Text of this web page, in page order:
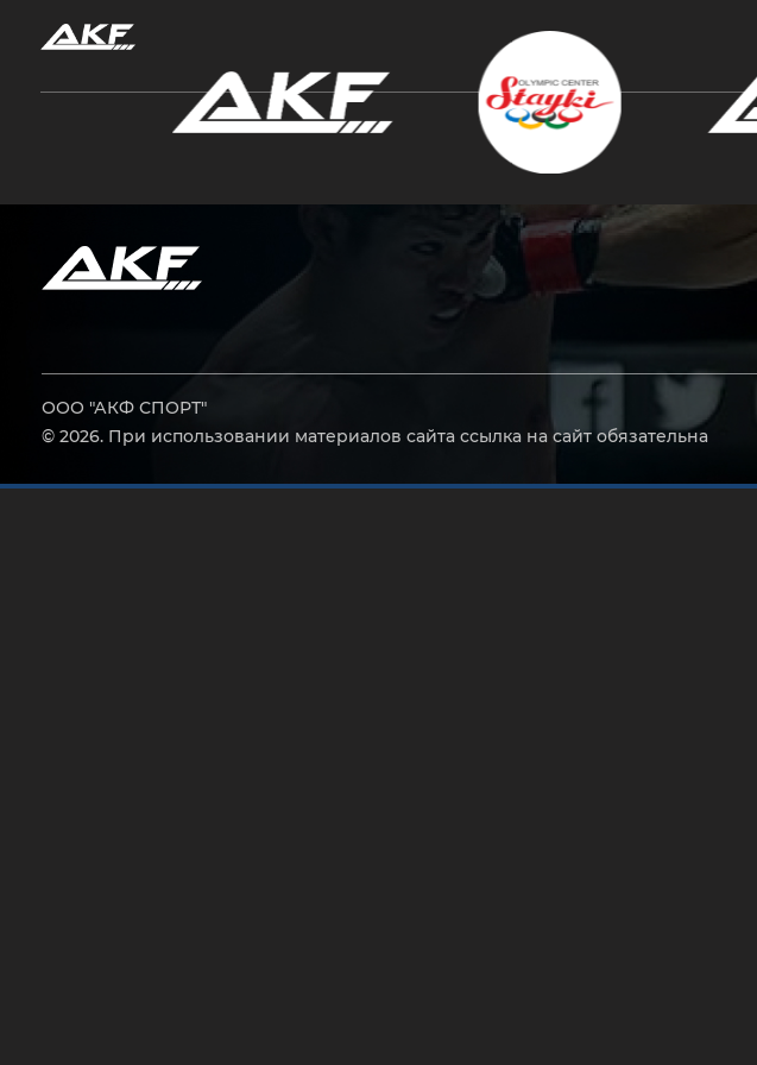
ООО "АКФ СПОРТ"
© 2026. При использовании материалов сайта ссылка на сайт обязательна
Нажмите Enter для поиска или Esc, чтобы закрыть